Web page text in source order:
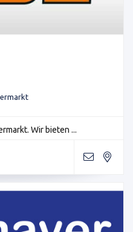
Wir bieten ...